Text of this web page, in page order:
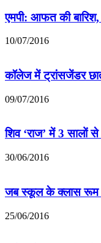
एमपी: आफत की
10/07/2016
कॉलेज में ट्रांसजेंडर
09/07/2016
शिव ‘राज’ में 3 सालों
30/06/2016
जब स्कूल के क्लास रूम
25/06/2016